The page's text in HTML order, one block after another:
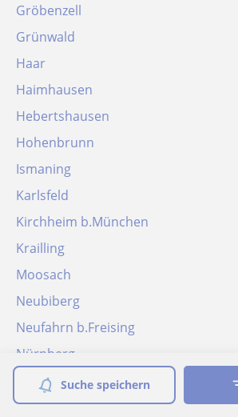
Suche speichern
Gröbenzell
Grünwald
Haar
Haimhausen
Hebertshausen
Hohenbrunn
Ismaning
Karlsfeld
Kirchheim b.München
Krailling
Moosach
Neubiberg
Neufahrn b.Freising
Nürnberg
Oberhaching
Oberschleißheim